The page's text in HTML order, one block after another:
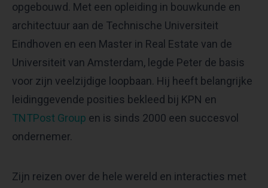
opgebouwd. Met een opleiding in bouwkunde en
architectuur aan de Technische Universiteit
Eindhoven en een Master in Real Estate van de
Universiteit van Amsterdam, legde Peter de basis
voor zijn veelzijdige loopbaan. Hij heeft belangrijke
leidinggevende posities bekleed bij KPN en
TNTPost Group en is sinds 2000 een succesvol
ondernemer.
Zijn reizen over de hele wereld en interacties met